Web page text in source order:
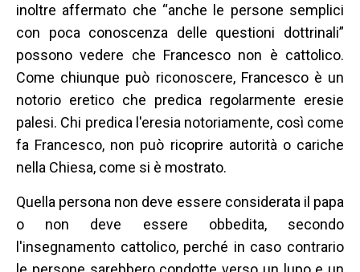
inoltre affermato che “anche le persone semplici
con poca conoscenza delle questioni dottrinali”
possono vedere che Francesco non è cattolico.
Come chiunque può riconoscere, Francesco è un
notorio eretico che predica regolarmente eresie
palesi. Chi predica l'eresia notoriamente, così come
fa Francesco, non può ricoprire autorità o cariche
nella Chiesa, come si è mostrato.
Quella persona non deve essere considerata il papa
o non deve essere obbedita, secondo
l'insegnamento cattolico, perché in caso contrario